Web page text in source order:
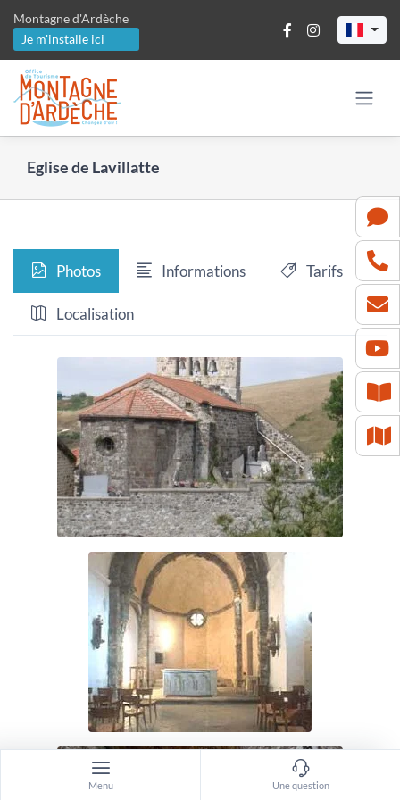
contenu
Montagne d'Ardèche
Je m'installe ici
Eglise de Lavillatte
Photos Informations Tarifs
Localisation
Menu Une question